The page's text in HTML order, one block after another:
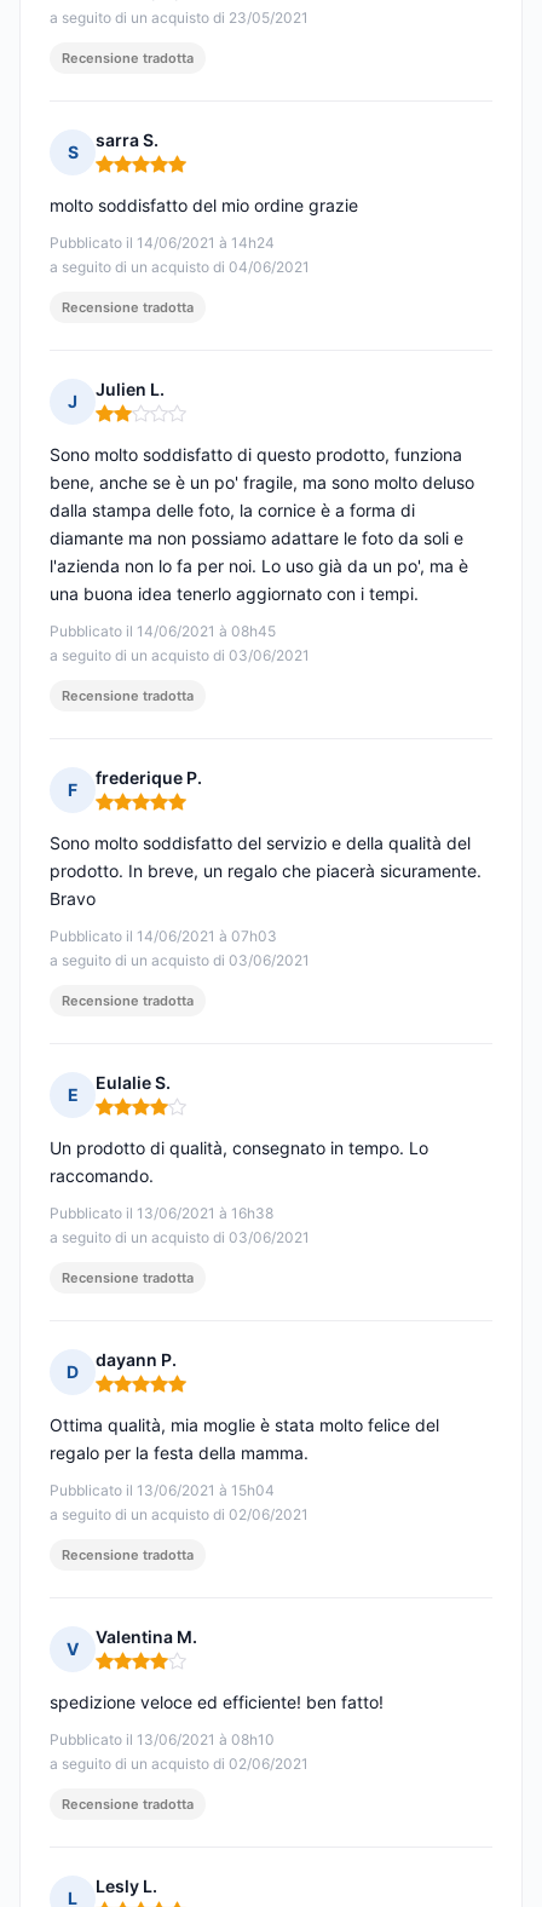
a seguito di un acquisto di 23/05/2021
Recensione tradotta
S
sarra S.
Nota: 5 su 5
Pubblicato il 14/06/2021 à 14h24
a seguito di un acquisto di 04/06/2021
molto soddisfatto del mio ordine grazie
Recensione tradotta
J
Julien L.
Nota: 2 su 5
Pubblicato il 14/06/2021 à 08h45
a seguito di un acquisto di 03/06/2021
Sono molto soddisfatto di questo prodotto, funziona
bene, anche se è un po' fragile, ma sono molto deluso
dalla stampa delle foto, la cornice è a forma di
diamante ma non possiamo adattare le foto da soli e
l'azienda non lo fa per noi. Lo uso già da un po', ma è
una buona idea tenerlo aggiornato con i tempi.
Recensione tradotta
F
frederique P.
Nota: 5 su 5
Pubblicato il 14/06/2021 à 07h03
a seguito di un acquisto di 03/06/2021
Sono molto soddisfatto del servizio e della qualità del
prodotto. In breve, un regalo che piacerà sicuramente.
Bravo
Recensione tradotta
E
Eulalie S.
Nota: 4 su 5
Pubblicato il 13/06/2021 à 16h38
a seguito di un acquisto di 03/06/2021
Un prodotto di qualità, consegnato in tempo. Lo
raccomando.
Recensione tradotta
D
dayann P.
Nota: 5 su 5
Pubblicato il 13/06/2021 à 15h04
a seguito di un acquisto di 02/06/2021
Ottima qualità, mia moglie è stata molto felice del
regalo per la festa della mamma.
Recensione tradotta
V
Valentina M.
Nota: 4 su 5
Pubblicato il 13/06/2021 à 08h10
a seguito di un acquisto di 02/06/2021
spedizione veloce ed efficiente! ben fatto!
Recensione tradotta
L
Lesly L.